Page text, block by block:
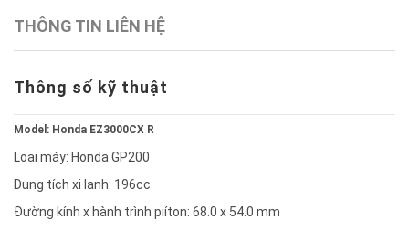
THÔNG TIN LIÊN HỆ
Thông số kỹ thuật
Model: Honda EZ3000CX R
Loại máy: Honda GP200
Dung tích xi lanh: 196cc
Đường kính x hành trình piíton: 68.0 x 54.0 mm